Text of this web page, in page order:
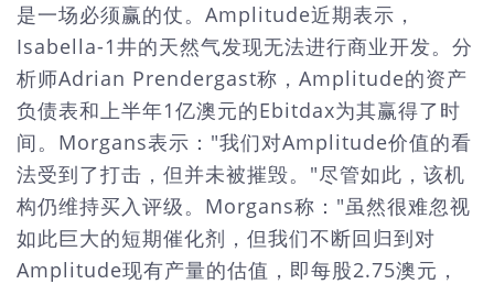
是一场必须赢的仗。Amplitude近期表示，
Isabella-1井的天然气发现无法进行商业开发。分
析师Adrian Prendergast称，Amplitude的资产
负债表和上半年1亿澳元的Ebitdax为其赢得了时
间。Morgans表示："我们对Amplitude价值的看
法受到了打击，但并未被摧毁。"尽管如此，该机
构仍维持买入评级。Morgans称："虽然很难忽视
如此巨大的短期催化剂，但我们不断回归到对
Amplitude现有产量的估值，即每股2.75澳元，